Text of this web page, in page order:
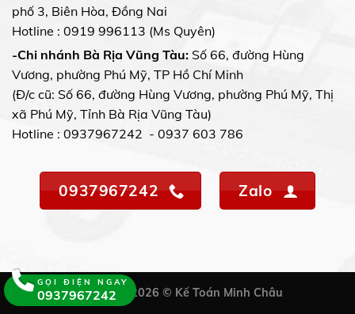
phố 3, Biên Hòa, Đồng Nai
Hotline : 0919 996113 (Ms Quyên)
-Chi nhánh Bà Rịa Vũng Tàu: Số 66, đường Hùng
Vương, phường Phú Mỹ, TP Hồ Chí Minh
(Đ/c cũ: Số 66, đường Hùng Vương, phường Phú Mỹ, Thị
xã Phú Mỹ, Tỉnh Bà Rịa Vũng Tàu)
Hotline : 0937967242 - 0937 603 786
0937967242 Zalo
Copyright 2026 © Kế Toán Minh Châu
GỌI ĐIỆN NGAY
0937967242